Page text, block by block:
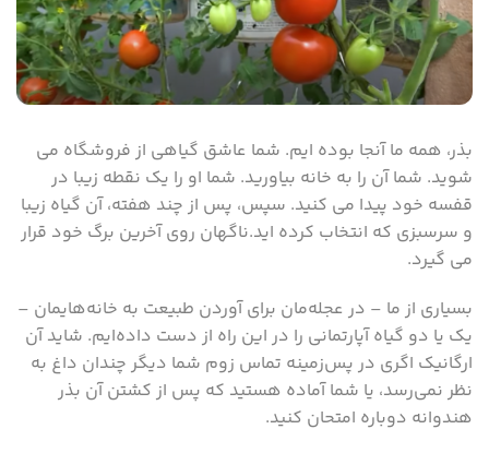
بذر، همه ما آنجا بوده ایم. شما عاشق گیاهی از فروشگاه می
شوید. شما آن را به خانه بیاورید. شما او را یک نقطه زیبا در
قفسه خود پیدا می کنید. سپس، پس از چند هفته، آن گیاه زیبا
و سرسبزی که انتخاب کرده اید.ناگهان روی آخرین برگ خود قرار
می گیرد.
بسیاری از ما – در عجله‌مان برای آوردن طبیعت به خانه‌هایمان –
یک یا دو گیاه آپارتمانی را در این راه از دست داده‌ایم. شاید آن
ارگانیک اگری در پس‌زمینه تماس زوم شما دیگر چندان داغ به
نظر نمی‌رسد، یا شما آماده هستید که پس از کشتن آن بذر
هندوانه دوباره امتحان کنید.